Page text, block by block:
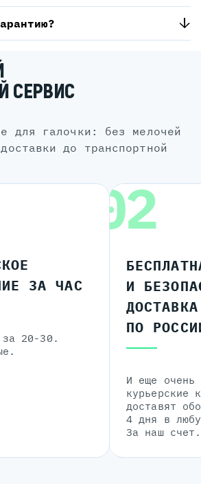
СЕРВИС
до транспортной
ЗА ЧАС
за 20-30.
02
И
ДОСТАВКА
ПО
И еще очень
курьерские
доставят
4 дня в
За наш счет.